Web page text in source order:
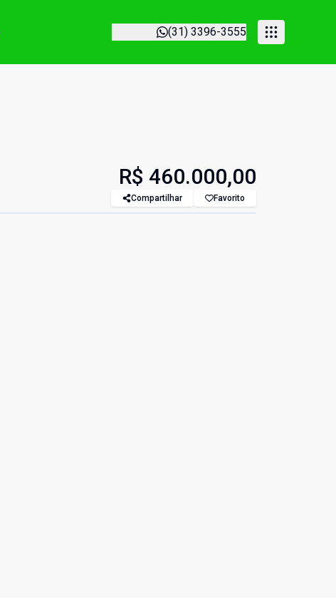
(31) 3396-3555
R$ 460.000,00
Compartilhar Favorito